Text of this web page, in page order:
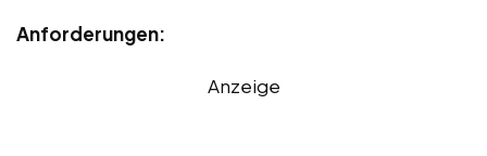
Anforderungen:
Anzeige